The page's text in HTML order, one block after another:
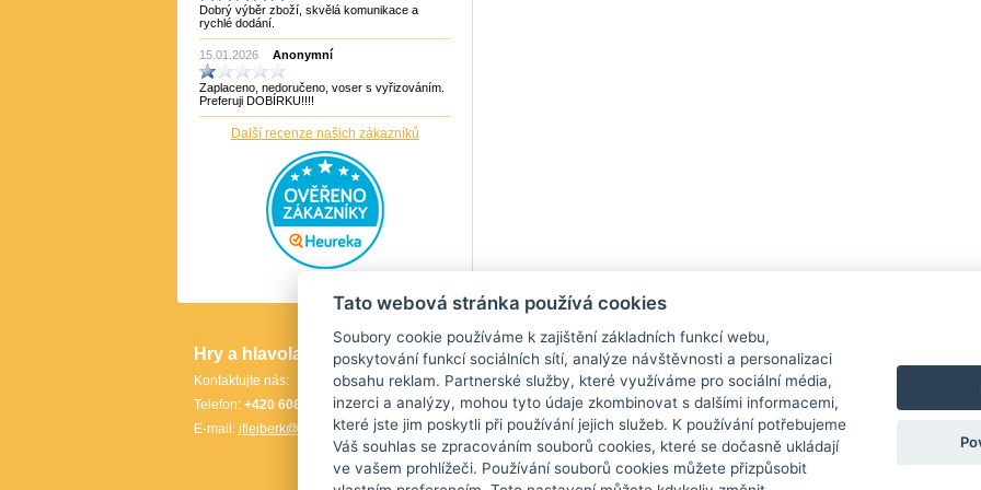
Puzzle Master Kanada
QiYi
RADEMIC
Recent Toys
Robetoy
Robetoy,Bartl
Rubiks
Rumunsko
ShengShou)
Sonic Games
Speedstack USA
VINCO Václav Obšívač
Dobrý výběr zboží, skvělá komunikace a
rychlé dodání.
15.01.2026 Anonymní
Zaplaceno, nedoručeno, voser s vyřizováním.
Preferuji DOBÍRKU!!!!
Další recenze našich zákazníků
Hry a hlavolamy
Kontaktujte nás:
Telefon: +420 608 702 146
E-mail: jflejberk@seznam.cz
Informace
Doprava a platba
Články a aktuality
Sledování zásilek
Kontakt
Obchodní podmínky
Obchodní podmínky
Reklamace
Výměna zboží
Odstoupení od kupní smlouvy
Ochrana osobních údajů
Sledování zásilek
Tato webová stránka používá cookies
Soubory cookie používáme k zajištění základních funkcí webu,
poskytování funkcí sociálních sítí, analýze návštěvnosti a personalizaci
obsahu reklam. Partnerské služby, které využíváme pro sociální média,
inzerci a analýzy, mohou tyto údaje zkombinovat s dalšími informacemi,
které jste jim poskytli při používání jejich služeb. K používání potřebujeme
Váš souhlas se zpracováním souborů cookies, které se dočasně ukládají
ve vašem prohlížeči. Používání souborů cookies můžete přizpůsobit